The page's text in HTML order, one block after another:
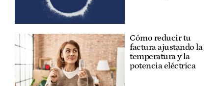
Cómo reducir tu
factura ajustando la
temperatura y la
potencia eléctrica